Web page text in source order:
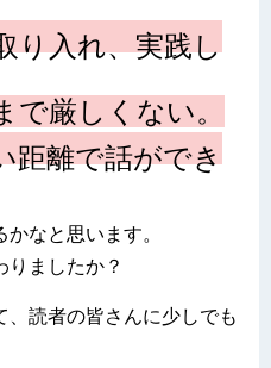
り入れ、実践し
で厳しくない。
距離で話ができ
なと思います。
りましたか？
、読者の皆さんに少しでも